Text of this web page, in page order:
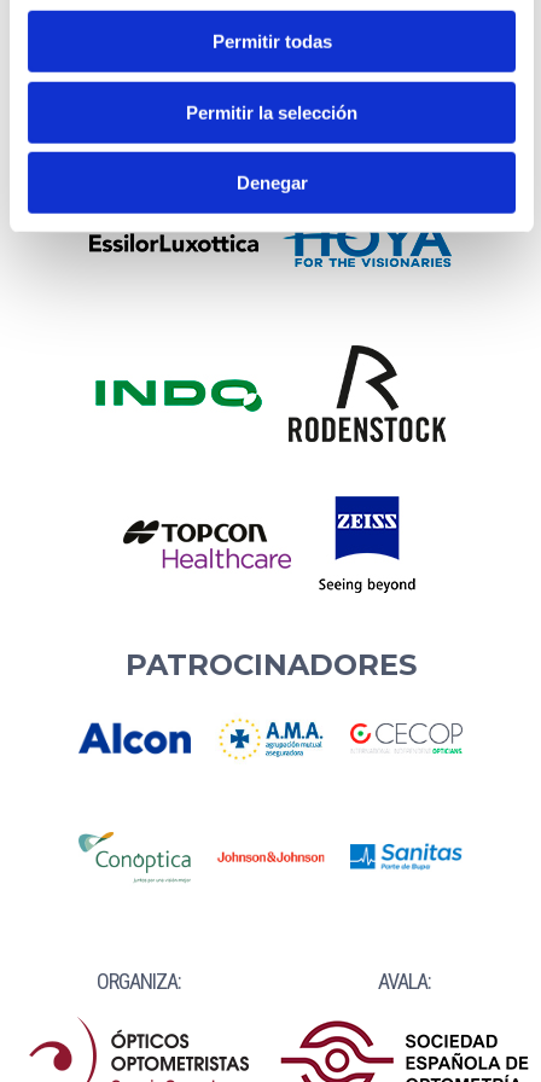
Permitir todas
Permitir la selección
Denegar
PATROCINADORES
ORGANIZA: AVALA: